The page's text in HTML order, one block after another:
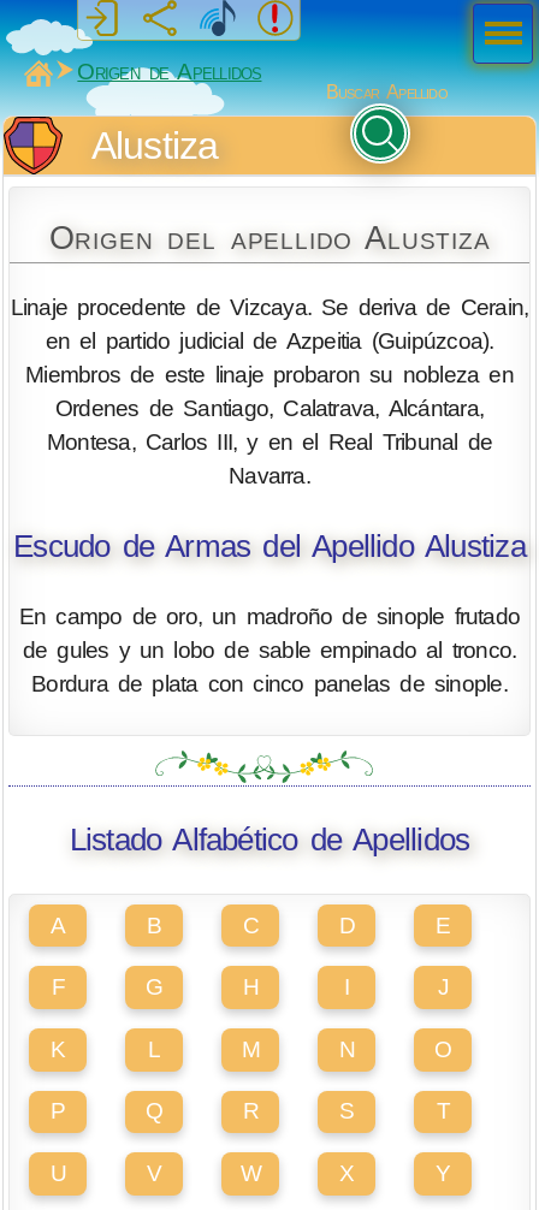
MiSabueso
Origen de Apellidos
Buscar Apellido
Alustiza
Origen del apellido Alustiza
Linaje procedente de Vizcaya. Se deriva de Cerain,
en el partido judicial de Azpeitia (Guipúzcoa).
Miembros de este linaje probaron su nobleza en
Ordenes de Santiago, Calatrava, Alcántara,
Montesa, Carlos III, y en el Real Tribunal de
Navarra.
Escudo de Armas del Apellido Alustiza
En campo de oro, un madroño de sinople frutado
de gules y un lobo de sable empinado al tronco.
Bordura de plata con cinco panelas de sinople.
Listado Alfabético de Apellidos
A B C D E
F G H I J
K L M N O
P Q R S T
U V W X Y
Men
ú